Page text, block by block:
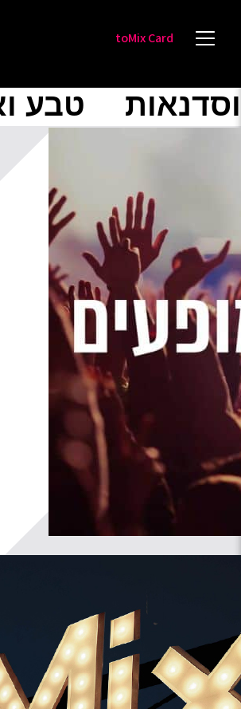
toMix Card
טבע